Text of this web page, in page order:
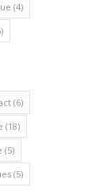
(4)
(6)
(18)
(5)
(5)